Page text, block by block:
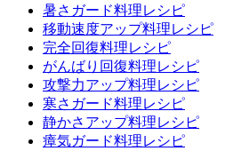
暑さガード料理レシピ
移動速度アップ料理レシピ
完全回復料理レシピ
がんばり回復料理レシピ
攻撃力アップ料理レシピ
寒さガード料理レシピ
静かさアップ料理レシピ
瘴気ガード料理レシピ